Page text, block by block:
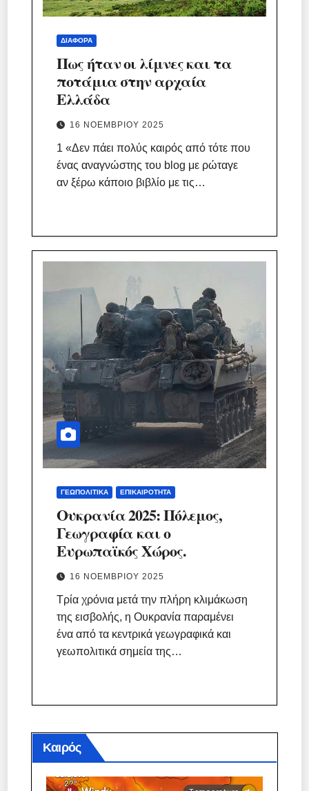
ΔΙΆΦΟΡΑ
Πως ήταν οι λίμνες και τα
ποτάμια στην αρχαία
Ελλάδα
16 ΝΟΕΜΒΡΊΟΥ 2025
1 «Δεν πάει πολύς καιρός από τότε που
ένας αναγνώστης του blog με ρώταγε
αν ξέρω κάποιο βιβλίο με τις…
ΓΕΩΠΟΛΙΤΙΚΆ ΕΠΙΚΑΙΡΌΤΗΤΑ
Ουκρανία 2025: Πόλεμος,
Γεωγραφία και ο
Ευρωπαϊκός Χώρος.
16 ΝΟΕΜΒΡΊΟΥ 2025
Τρία χρόνια μετά την πλήρη κλιμάκωση
της εισβολής, η Ουκρανία παραμένει
ένα από τα κεντρικά γεωγραφικά και
γεωπολιτικά σημεία της…
Καιρός